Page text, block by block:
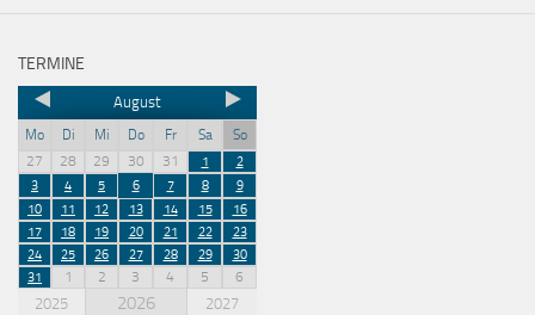
TERMINE
August
Mo Di Mi Do Fr Sa
So
27
28 29 30 31 1
2
3
4 5 6 7 8
9
10
11 12 13 14 15
16
17
18 19 20 21 22
23
24
25 26 27 28 29
30
31
1 2 3 4 5 6
2025 2026 2027